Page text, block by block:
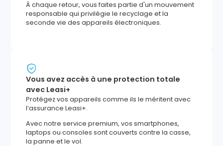
À chaque retour, vous faites partie d'un mouvement
responsable qui privilégie le recyclage et la
seconde vie des appareils électroniques.
Vous avez accès à une protection totale
avec Leasi+
Protégez vos appareils comme ils le méritent avec
l’assurance Leasi+.
Avec notre service premium, vos smartphones,
laptops ou consoles sont couverts contre la casse,
la panne et le vol.